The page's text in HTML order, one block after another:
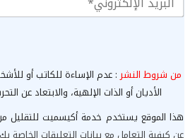
من شروط النشر: عدم الإساءة للكاتب أو
الأديان أو الذات الإلهية، والابتعاد عن
هذا الموقع يستخدم خدمة أكيسميت للتقليل من